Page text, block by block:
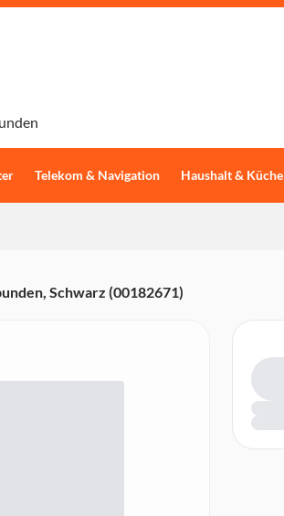
Telekom & Navigation Haushalt & Küche
Schwarz (00182671)